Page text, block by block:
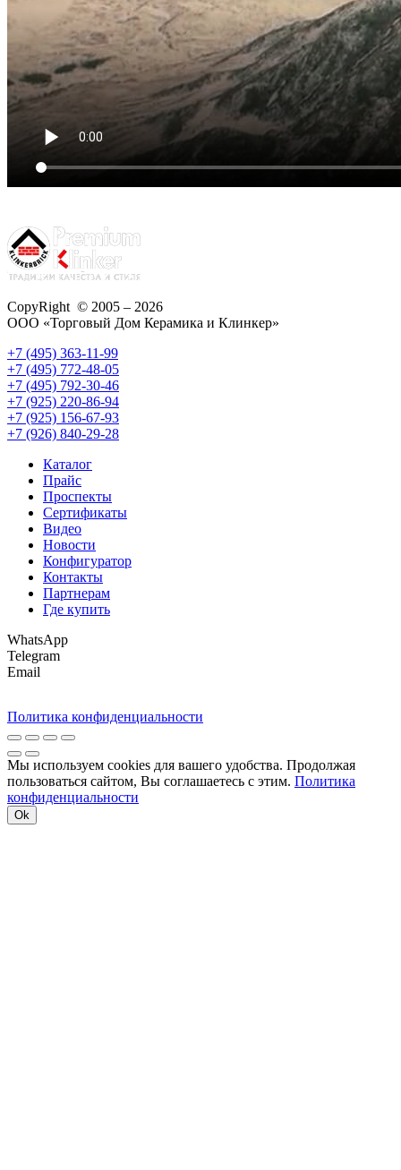
CopyRight © 2005 – 2026
ООО «Торговый Дом Керамика и Клинкер»
+7 (495) 363-11-99
+7 (495) 772-48-05
+7 (495) 792-30-46
+7 (925) 220-86-94
+7 (925) 156-67-93
+7 (926) 840-29-28
Каталог
Прайс
Проспекты
Сертификаты
Видео
Новости
Конфигуратор
Контакты
Партнерам
Где купить
WhatsApp
Telegram
Email
Политика конфиденциальности
Мы используем cookies для вашего удобства. Продолжая
пользоваться сайтом, Вы соглашаетесь с этим. Политика
конфиденциальности
Ok